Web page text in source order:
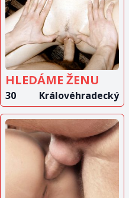
ZOBRAZIT
INZERÁT
HLEDÁME ŽENU
30 Královéhradecký
ZOBRAZIT
INZERÁT